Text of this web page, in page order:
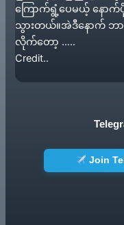
ကြောက်ရွံ့ပေမယ့် နောက်
သွားတယ်။အဲဒီနောက်
လိုက်တော့ …..
Credit..
Join